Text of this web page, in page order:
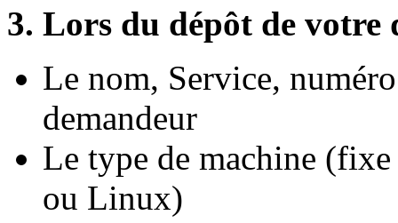
3. Lors du dépôt de votre
Le nom, Service,
demandeur
Le type de machine
ou Linux)